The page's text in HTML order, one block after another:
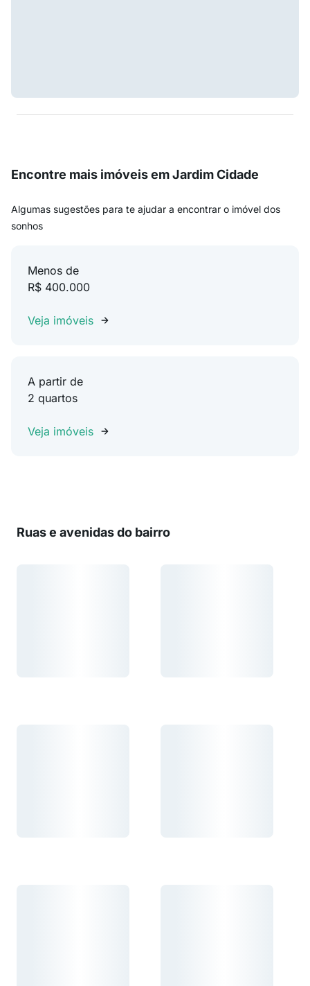
Encontre mais imóveis em Jardim Cidade
Algumas sugestões para te ajudar a encontrar o imóvel dos
sonhos
Menos de
R$ 400.000
Veja imóveis
A partir de
2 quartos
Veja imóveis
Ruas e avenidas do bairro